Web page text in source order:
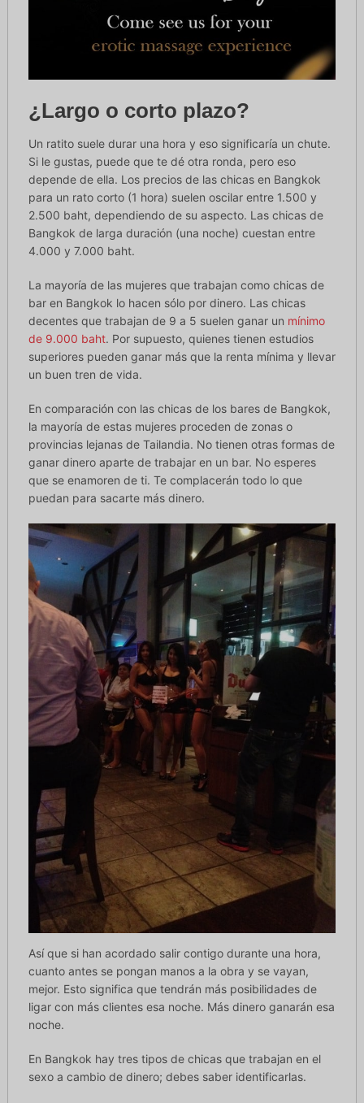
¿Largo o corto plazo?
Un ratito suele durar una hora y eso significaría un chute.
Si le gustas, puede que te dé otra ronda, pero eso
depende de ella. Los precios de las chicas en Bangkok
para un rato corto (1 hora) suelen oscilar entre 1.500 y
2.500 baht, dependiendo de su aspecto. Las chicas de
Bangkok de larga duración (una noche) cuestan entre
4.000 y 7.000 baht.
La mayoría de las mujeres que trabajan como chicas de
bar en Bangkok lo hacen sólo por dinero. Las chicas
decentes que trabajan de 9 a 5 suelen ganar un mínimo
de 9.000 baht. Por supuesto, quienes tienen estudios
superiores pueden ganar más que la renta mínima y llevar
un buen tren de vida.
En comparación con las chicas de los bares de Bangkok,
la mayoría de estas mujeres proceden de zonas o
provincias lejanas de Tailandia. No tienen otras formas de
ganar dinero aparte de trabajar en un bar. No esperes
que se enamoren de ti. Te complacerán todo lo que
puedan para sacarte más dinero.
Así que si han acordado salir contigo durante una hora,
cuanto antes se pongan manos a la obra y se vayan,
mejor. Esto significa que tendrán más posibilidades de
ligar con más clientes esa noche. Más dinero ganarán esa
noche.
En Bangkok hay tres tipos de chicas que trabajan en el
sexo a cambio de dinero; debes saber identificarlas.